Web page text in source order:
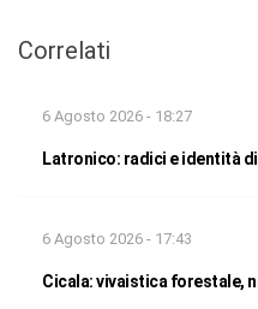
Correlati
6 Agosto 2026 - 18:27
Latronico: radici e identità
6 Agosto 2026 - 17:43
Cicala: vivaistica forestale,